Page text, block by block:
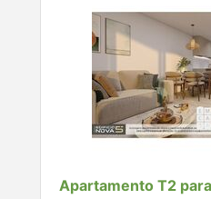
Apartamento T2